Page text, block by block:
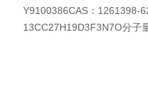
Y9100386CAS：1261398-
13CC27H19D3F3N7O分子